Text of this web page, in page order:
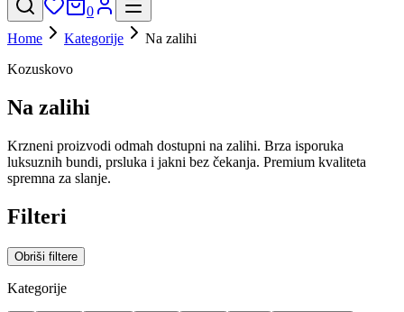
0
Home
Kategorije
Na zalihi
Kozuskovo
Na zalihi
Krzneni proizvodi odmah dostupni na zalihi. Brza isporuka
luksuznih bundi, prsluka i jakni bez čekanja. Premium kvaliteta
spremna za slanje.
Filteri
Obriši filtere
Kategorije